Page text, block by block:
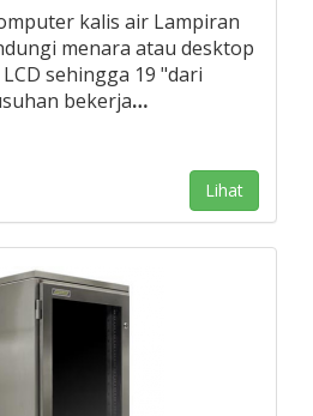
kalis air Lampiran
menara atau desktop
sehingga 19 "dari
bekerja…
Lihat